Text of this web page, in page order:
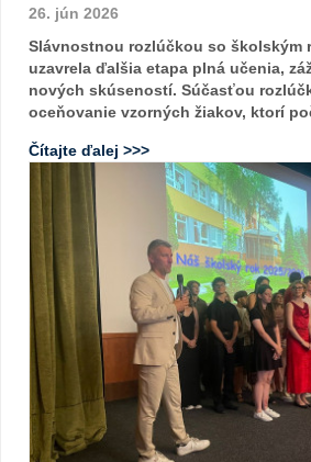
26. jún 2026
Slávnostnou rozlúčkou so školským
uzavrela ďalšia etapa plná učenia,
nových skúseností. Súčasťou
oceňovanie vzorných žiakov, ktorí
Čítajte ďalej >>>